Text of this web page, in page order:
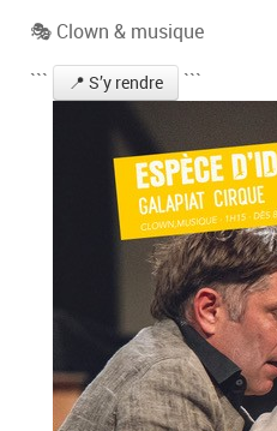
🎭 Clown & musique
```
📍 S’y rendre ```